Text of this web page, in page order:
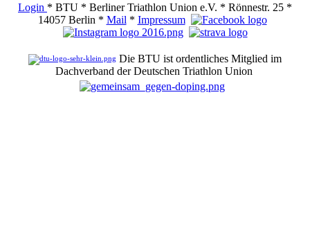
Login * BTU * Berliner Triathlon Union e.V. * Rönnestr. 25 *
14057 Berlin * Mail * Impressum
Die BTU ist ordentliches Mitglied im
Dachverband der Deutschen Triathlon Union